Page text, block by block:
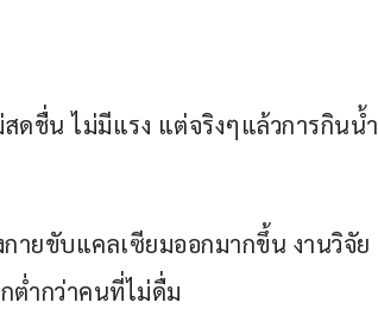
ดชื่น ไม่มีแรง แต่จริงๆแล้วการกินน้ำ
ายขับแคลเซียมออกมากขึ้น งานวิจัย
ต่ำกว่าคนที่ไม่ดื่ม